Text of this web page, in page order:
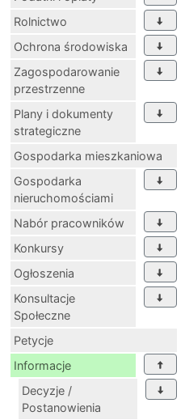
Rolnictwo
Ochrona środowiska
Zagospodarowanie
przestrzenne
Plany i dokumenty
strategiczne
Gospodarka mieszkaniowa
Gospodarka
nieruchomościami
Nabór pracowników
Konkursy
Ogłoszenia
Konsultacje
Społeczne
Petycje
Informacje
Decyzje /
Postanowienia